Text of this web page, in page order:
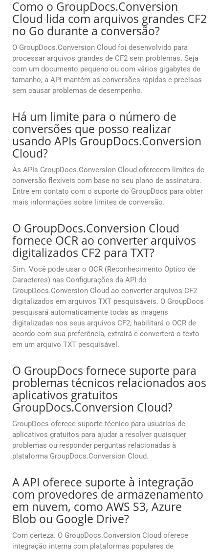
Como o GroupDocs.Conversion
Cloud lida com arquivos grandes CF2
no Go durante a conversão?
O GroupDocs.Conversion Cloud foi desenvolvido para
processar arquivos grandes de CF2 sem problemas. Seja
com um documento pequeno ou com vários gigabytes de
tamanho, a API mantém as conversões rápidas e precisas
sem causar problemas de desempenho.
Há um limite para o número de
conversões que posso realizar
usando APIs GroupDocs.Conversion
Cloud?
As APIs GroupDocs.Conversion Cloud oferecem limites de
conversão flexíveis com base no seu plano de assinatura.
Entre em contato com o suporte do GroupDocs para obter
mais informações sobre limites de conversão.
O GroupDocs.Conversion Cloud
fornece OCR ao converter arquivos
digitalizados CF2 para TXT?
Sim. Você pode usar o OCR (Reconhecimento Óptico de
Caracteres) nas Configurações da API do
GroupDocs.Conversion Cloud ao converter arquivos CF2
digitalizados em arquivos TXT pesquisáveis. O GroupDocs
pesquisará automaticamente todas as imagens
digitalizadas nos seus arquivos CF2, habilitará o OCR de
acordo com sua preferência, extrairá e converterá o texto
em um arquivo TXT pesquisável.
O GroupDocs fornece suporte para
problemas técnicos relacionados aos
aplicativos gratuitos
GroupDocs.Conversion Cloud?
GroupDocs oferece suporte técnico para usuários de
aplicativos gratuitos para ajudar a resolver quaisquer
problemas ou responder perguntas relacionadas à
plataforma GroupDocs.Conversion Cloud.
A API oferece suporte à integração
com provedores de armazenamento
em nuvem, como AWS S3, Azure
Blob ou Google Drive?
Com certeza. O GroupDocs.Conversion Cloud oferece
integração interna com plataformas populares de